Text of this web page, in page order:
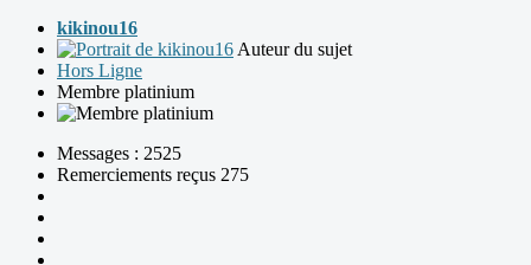
kikinou16
Auteur du sujet
Hors Ligne
Membre platinium
Messages : 2525
Remerciements reçus 275